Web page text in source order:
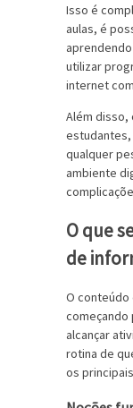
Isso é
aulas, é
utilizar
internet
Além disso,
qualquer
ambiente
O que
de
O
começando
alcançar
rotina de
os